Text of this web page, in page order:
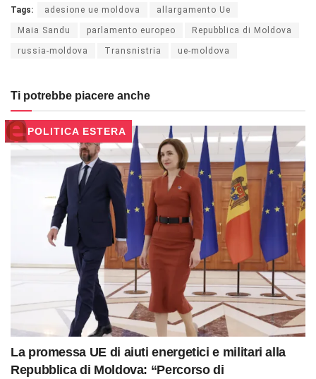
Tags: adesione ue moldova allargamento Ue
Maia Sandu parlamento europeo Repubblica di Moldova
russia-moldova Transnistria ue-moldova
Ti potrebbe piacere anche
POLITICA ESTERA
La promessa UE di aiuti energetici e militari alla
Repubblica di Moldova: “Percorso di